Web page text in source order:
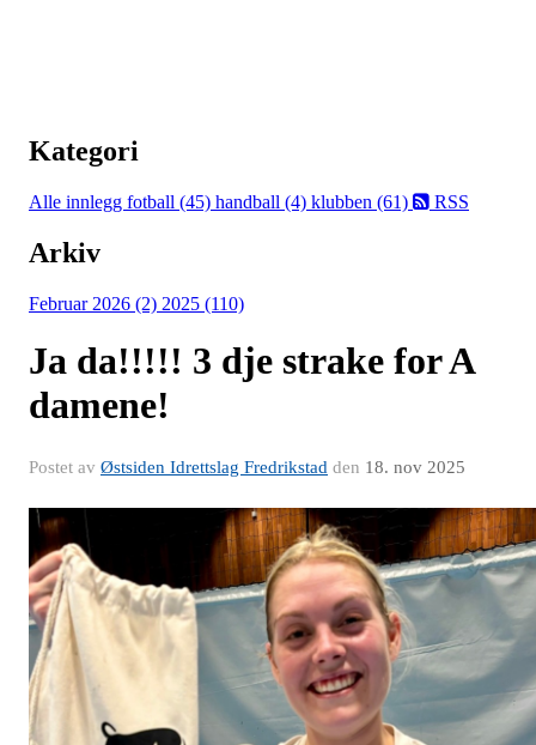
Kategori
Alle innlegg fotball (45) handball (4) klubben (61) RSS
Arkiv
Februar 2026 (2) 2025 (110)
Ja da!!!!! 3 dje strake for A
damene!
Postet av Østsiden Idrettslag Fredrikstad den 18. nov 2025